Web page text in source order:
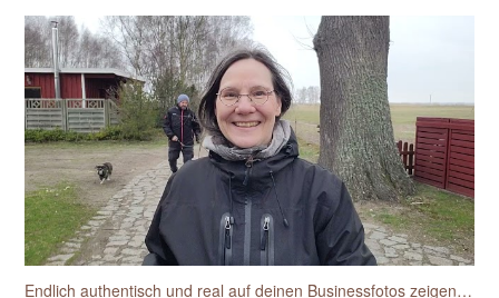
Endlich authentisch und real auf deinen Businessfotos zeigen wie du dich siehst und wieder erkennst